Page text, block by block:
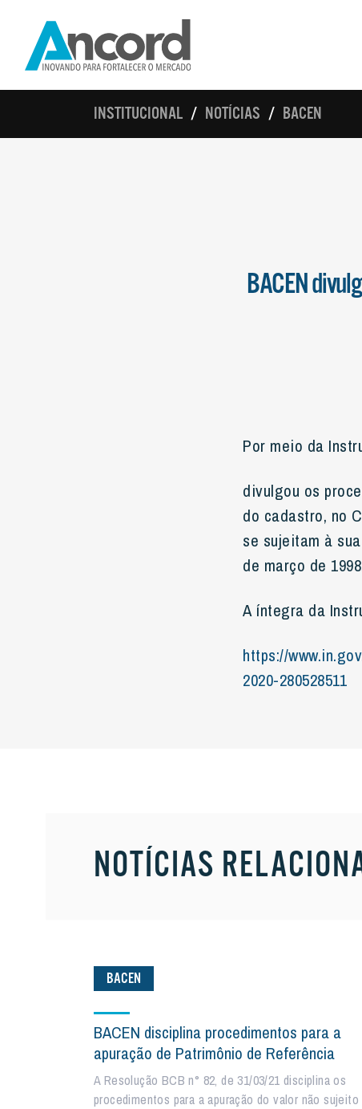
INSTITUCIONAL NOTÍCIAS BACEN
BACEN
Por meio da
divulgou os
do cadastro, no
se sujeitam à
de março de
A íntegra da
https://
2020-280528511
NOTÍCIAS
BACEN
BACEN disciplina procedimentos para a
apuração de Patrimônio de Referência
A Resolução BCB n° 82, de 31/03/21 disciplina os
procedimentos para a apuração do valor não sujeito